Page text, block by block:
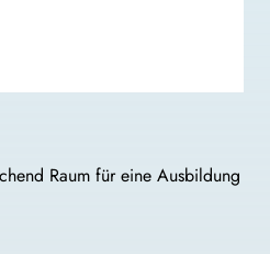
Raum für eine Ausbildung